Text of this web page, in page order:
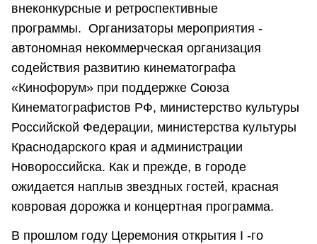
внеконкурсные и ретроспективные
программы. Организаторы мероприятия -
автономная некоммерческая организация
содействия развитию кинематографа
«Кинофорум» при поддержке Союза
Кинематографистов РФ, министерство культуры
Российской Федерации, министерства культуры
Краснодарского края и администрации
Новороссийска. Как и прежде, в городе
ожидается наплыв звездных гостей, красная
ковровая дорожка и концертная программа.
В прошлом году Церемония открытия I -го